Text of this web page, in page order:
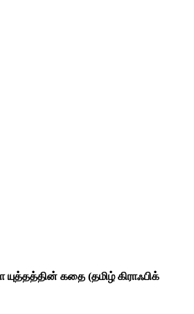
யுத்தத்தின் கதை (தமிழ் கிராஃபிக்